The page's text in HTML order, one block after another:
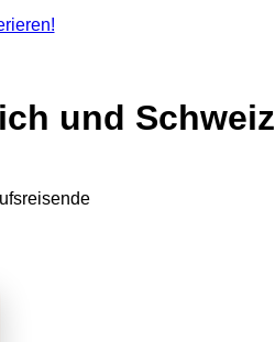
und Schweiz